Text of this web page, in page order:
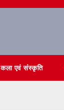
कला एवं संस्कृति